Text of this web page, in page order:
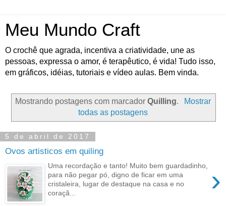
Meu Mundo Craft
O crochê que agrada, incentiva a criatividade, une as
pessoas, expressa o amor, é terapêutico, é vida! Tudo isso,
em gráficos, idéias, tutoriais e vídeo aulas. Bem vinda.
Mostrando postagens com marcadorQuilling.
Mostrar
todas as postagens
5 de abril de 2017
Ovos artisticos em quiling
›
Uma recordação e tanto! Muito bem guardadinho,
para não pegar pó, digno de ficar em uma
cristaleira, lugar de destaque na casa e no
coraçã...